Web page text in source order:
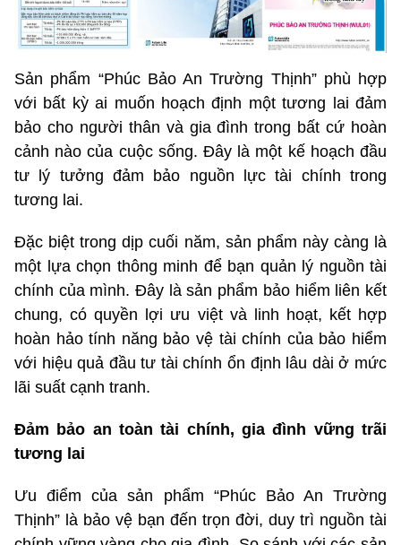
Sản phẩm “Phúc Bảo An Trường Thịnh” phù hợp
với bất kỳ ai muốn hoạch định một tương lai đảm
bảo cho người thân và gia đình trong bất cứ hoàn
cảnh nào của cuộc sống. Đây là một kế hoạch đầu
tư lý tưởng đảm bảo nguồn lực tài chính trong
tương lai.
Đặc biệt trong dịp cuối năm, sản phẩm này càng là
một lựa chọn thông minh để bạn quản lý nguồn tài
chính của mình. Đây là sản phẩm bảo hiểm liên kết
chung, có quyền lợi ưu việt và linh hoạt, kết hợp
hoàn hảo tính năng bảo vệ tài chính của bảo hiểm
với hiệu quả đầu tư tài chính ổn định lâu dài ở mức
lãi suất cạnh tranh.
Đảm bảo an toàn tài chính, gia đình vững trãi
tương lai
Ưu điểm của sản phẩm “Phúc Bảo An Trường
Thịnh” là bảo vệ bạn đến trọn đời, duy trì nguồn tài